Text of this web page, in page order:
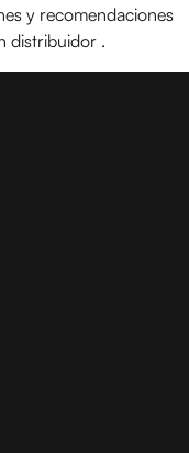
y recomendaciones
distribuidor .